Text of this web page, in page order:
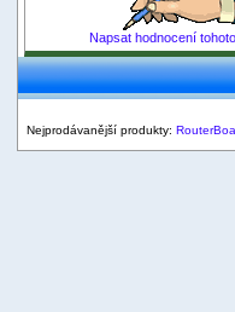
Napsat hodnocení
Nejprodávanější produkty: